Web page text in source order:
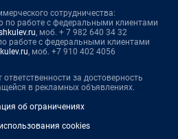
сотрудничества:
работе с федеральными клиентами
, моб. + 7 982 640 34 32
работе с федеральными клиентами
, моб. +7 910 402 4056
ответственности за достоверность
в рекламных объявлениях.
об ограничениях
cookies